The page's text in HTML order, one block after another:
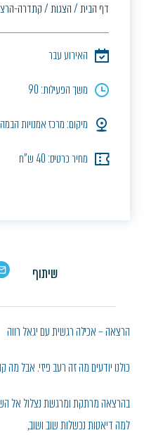
דף הבית/הצגות/קתדרה-
האירוע עבר
משך הפעילות: 90
מיקום: מרכז אמנויות
מחיר כרטיס: 40 ש"ח
שיתוף
הרצאה – אכילה רגשית עם יגאל רווה
כולנו יודעים מה זה רעב פיזי. אבל
בהרצאה מרתקת ומרגשת נצלול אל
למה דיאטות נכשלות שוב ושוב,